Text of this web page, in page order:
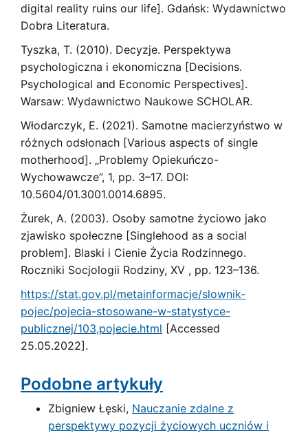
digital reality ruins our life]. Gdańsk: Wydawnictwo
Dobra Literatura.
Tyszka, T. (2010). Decyzje. Perspektywa
psychologiczna i ekonomiczna [Decisions.
Psychological and Economic Perspectives].
Warsaw: Wydawnictwo Naukowe SCHOLAR.
Włodarczyk, E. (2021). Samotne macierzyństwo w
różnych odsłonach [Various aspects of single
motherhood]. „Problemy Opiekuńczo-
Wychowawcze”, 1, pp. 3–17. DOI:
10.5604/01.3001.0014.6895.
Żurek, A. (2003). Osoby samotne życiowo jako
zjawisko społeczne [Singlehood as a social
problem]. Blaski i Cienie Życia Rodzinnego.
Roczniki Socjologii Rodziny, XV , pp. 123–136.
https://stat.gov.pl/metainformacje/slownik-
pojec/pojecia-stosowane-w-statystyce-
publicznej/103,pojecie.html [Accessed
25.05.2022].
Podobne artykuły
Zbigniew Łęski, Nauczanie zdalne z
perspektywy pozycji życiowych uczniów i